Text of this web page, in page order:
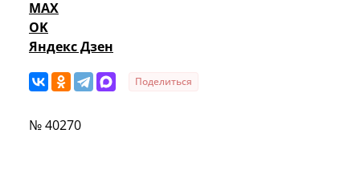
MAX
OK
Яндекс Дзен
Поделиться
№ 40270